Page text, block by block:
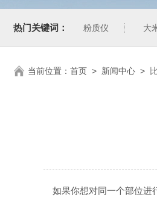
热门关键词： 粉质仪 大
当前位置： 首页 > 新闻中心 >
如果你想对同一个部位进